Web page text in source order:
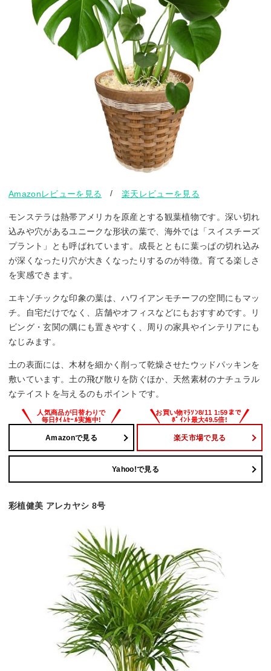
Amazonレビューを見る /楽天レビューを見る
モンステラは熱帯アメリカを原産とする観葉植物です。深い切れ
込みや穴があるユニークな形状の葉で、海外では「スイスチーズ
プラント」とも呼ばれています。成長とともに葉っぱの切れ込み
が深くなったり穴が大きくなったりするのが特徴。育てる楽しさ
を実感できます。
エキゾチックな印象の葉は、ハワイアンモチーフの空間にもマッ
チ。自宅だけでなく、店舗やオフィスなどにもおすすめです。リ
ビング・玄関の隅にも置きやすく、周りの家具やインテリアにも
なじみます。
土の表面には、木材を細かく削って乾燥させたウッドパッキンを
敷いています。土の飛び散りを防ぐほか、天然素材のナチュラル
なテイストを与えるのもポイントです。
Amazonで見る 楽天市場で見る
Yahoo!で見る
彩植健美 アレカヤシ 8号